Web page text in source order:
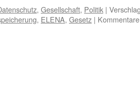
, Gesellschaft, Politik |
, ELENA, Gesetz |